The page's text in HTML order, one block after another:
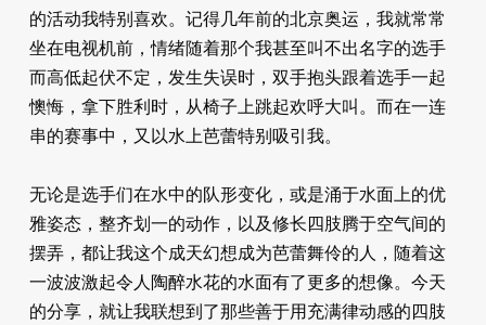
的活动我特别喜欢。记得几年前的北京奥运，我就常常
坐在电视机前，情绪随着那个我甚至叫不出名字的选手
而高低起伏不定，发生失误时，双手抱头跟着选手一起
懊悔，拿下胜利时，从椅子上跳起欢呼大叫。而在一连
串的赛事中，又以水上芭蕾特别吸引我。
无论是选手们在水中的队形变化，或是涌于水面上的优
雅姿态，整齐划一的动作，以及修长四肢腾于空气间的
摆弄，都让我这个成天幻想成为芭蕾舞伶的人，随着这
一波波激起令人陶醉水花的水面有了更多的想像。今天
的分享，就让我联想到了那些善于用充满律动感的四肢